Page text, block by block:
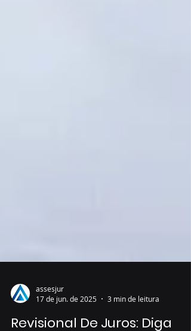
assesjur
17 de jun. de 2025
3 min de leitura